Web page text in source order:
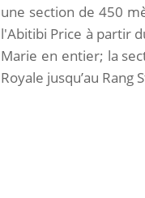
une section de 450
l'Abitibi Price à partir
Marie en entier; la
Royale jusqu’au Rang